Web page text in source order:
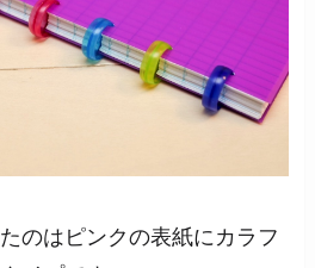
のはピンクの表紙にカラフ